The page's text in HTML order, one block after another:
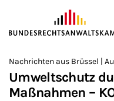
ZUM HAUPTINHALT
Sie befinden sich hier:
>
Startseite
>
Newsroom
>
Nachrichten aus Brüssel |
Umweltschutz
Maßnahmen –